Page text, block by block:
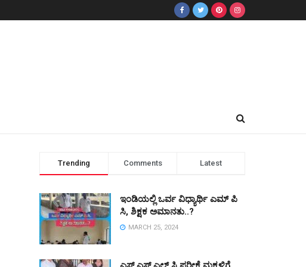
Trending Comments Latest
ಇಂಡಿಯಲ್ಲಿ ಒರ್ವ ವಿಧ್ಯಾರ್ಥಿ ಎಮ್ ಪಿ
ಸಿ, ಶಿಕ್ಷಕ ಅಮಾನತು..?
MARCH 25, 2024